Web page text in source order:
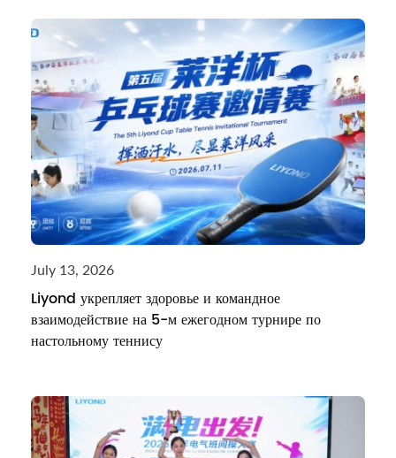
July 13, 2026
Liyond укрепляет здоровье и командное
взаимодействие на 5-м ежегодном турнире по
настольному теннису